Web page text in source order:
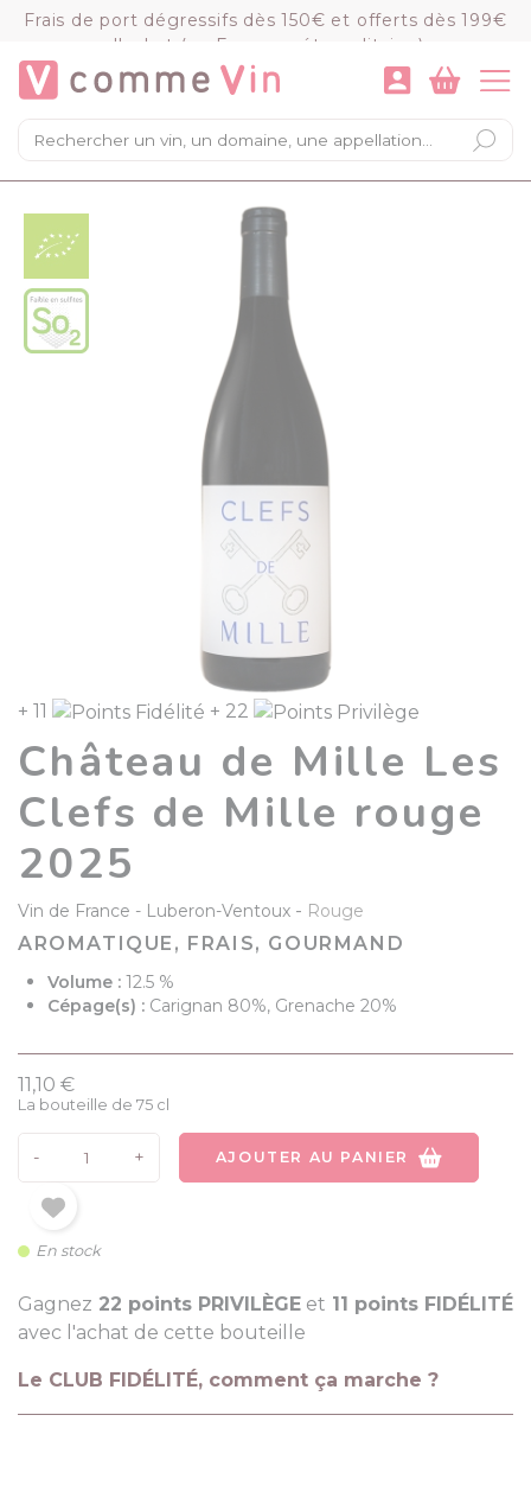
Frais de port dégressifs dès 150€ et offerts dès 199€
d'achat (en France métropolitaine)
×
Mon panier
Chargement du panier...
VOIR LE PANIER COMMANDER
+ 11 + 22
Château de Mille Les
Clefs de Mille rouge
2025
Vin de France Luberon-Ventoux - Rouge
AROMATIQUE, FRAIS, GOURMAND
Volume : 12.5 %
Cépage(s) : Carignan 80%, Grenache 20%
11,10 €
La bouteille de 75 cl
- + AJOUTER AU PANIER
En stock
Gagnez 22 points PRIVILÈGE et 11 points FIDÉLITÉ
avec l'achat de cette bouteille
Le CLUB FIDÉLITÉ, comment ça marche ?
Panneau de gestion des cookies